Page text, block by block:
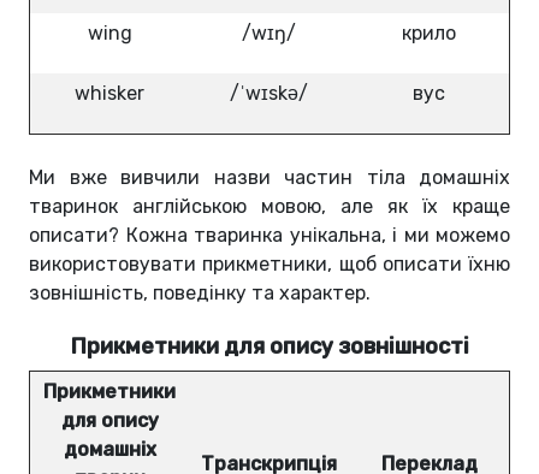
wing /wɪŋ/ крило
whisker /ˈwɪskə/ вус
Ми вже вивчили назви частин тіла домашніх
тваринок англійською мовою, але як їх краще
описати? Кожна тваринка унікальна, і ми можемо
використовувати прикметники, щоб описати їхню
зовнішність, поведінку та характер.
Прикметники для опису зовнішності
Прикметники
для опису
домашніх
Транскрипція Переклад